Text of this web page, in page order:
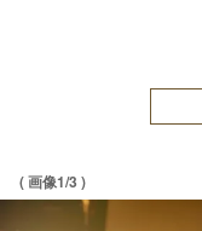
( 画像1/3 )